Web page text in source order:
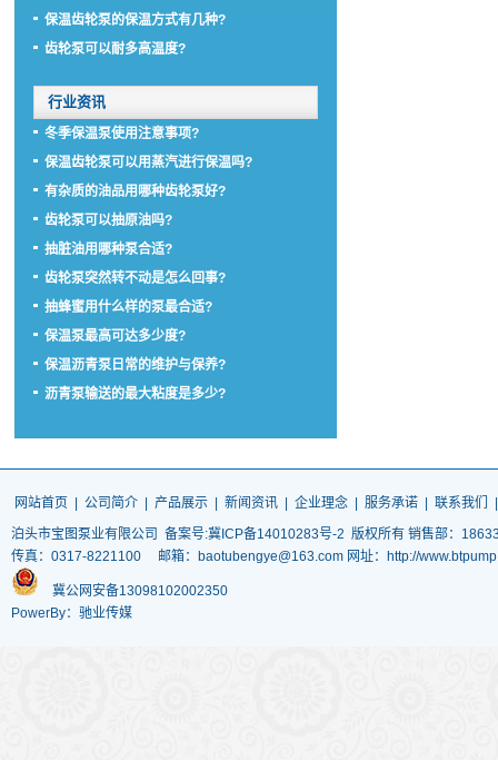
保温齿轮泵的保温方式有几种?
齿轮泵可以耐多高温度?
行业资讯
冬季保温泵使用注意事项?
保温齿轮泵可以用蒸汽进行保温吗?
有杂质的油品用哪种齿轮泵好?
齿轮泵可以抽原油吗?
抽脏油用哪种泵合适?
齿轮泵突然转不动是怎么回事?
抽蜂蜜用什么样的泵最合适?
保温泵最高可达多少度?
保温沥青泵日常的维护与保养?
沥青泵输送的最大粘度是多少?
网站首页 公司简介 产品展示 新闻资讯 企业理念 服务承诺 联系我们
泊头市宝图泵业有限公司
备案号:冀ICP备14010283号-2 版权所有 销售部：
传真：0317-8221100 邮箱：baotubengye@163.com 网址：http://
冀公网安备13098102002350
PowerBy：驰业传媒